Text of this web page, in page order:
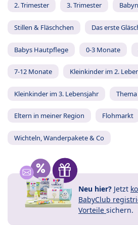
2. Trimester 3. Trimester
Stillen & Fläschchen Das erste
Babys Hautpflege 0-3 Monate
7-12 Monate Kleinkinder im 2.
Kleinkinder im 3. Lebensjahr
Eltern in meiner Region Flohmarkt
Wichteln, Wanderpakete & Co
Neu hier? Jetzt
BabyClub
Vorteile sichern.